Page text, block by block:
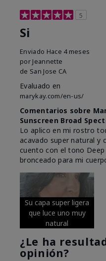
5
Si
Enviado Hace 4 meses
por Jeannette
de San Jose CA
Evaluado en
marykay.com/en-us/
Comentarios sobre
Sunscreen Broad
Lo aplico en mi rostro
acavado super natural y
cuento con el tono
bronceado para mi
Su capa super ligera
que luce uno muy
natural
¿Le ha
opinión?